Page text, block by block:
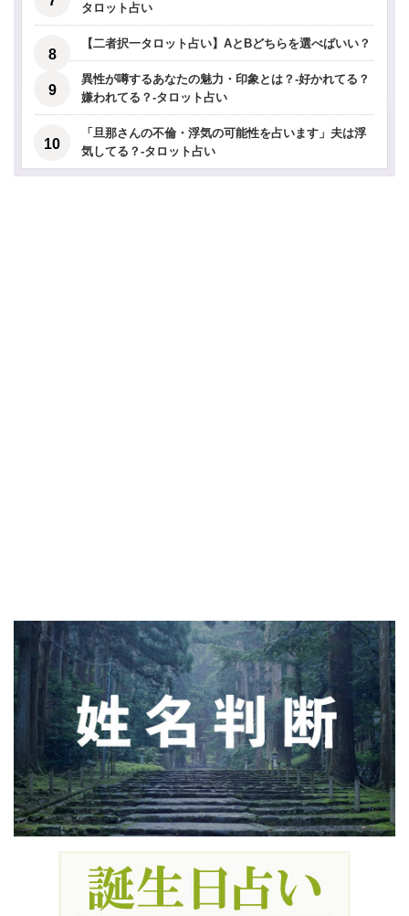
タロット占い
【二者択一タロット占い】AとBどちらを選べばいい？
異性が噂するあなたの魅力・印象とは？-好かれてる？
嫌われてる？-タロット占い
「旦那さんの不倫・浮気の可能性を占います」夫は浮
気してる？-タロット占い